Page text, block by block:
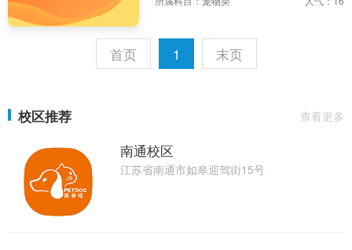
首页 1 末页
校区推荐 查看更多
南通校区
江苏省南通市如皋迎驾街15号